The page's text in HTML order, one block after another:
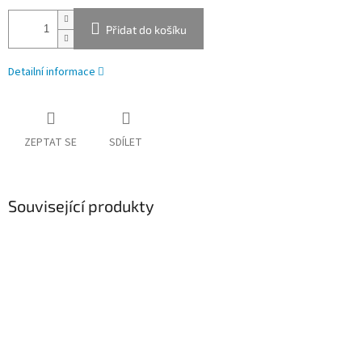
Přidat do košíku
Detailní informace
ZEPTAT SE SDÍLET
Související produkty